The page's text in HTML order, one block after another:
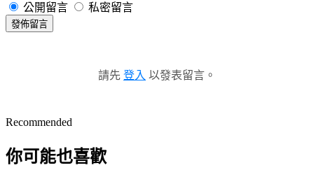
公開留言 私密留言
發佈留言
請先 登入 以發表留言。
Recommended
你可能也喜歡